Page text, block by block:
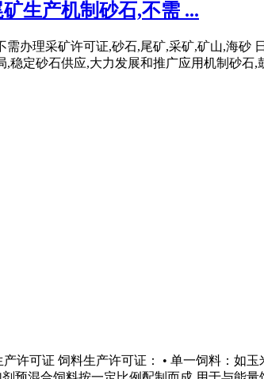
生产机制砂石,不需 ...
办理采矿许可证,砂石,尾矿,采矿,矿山,海
定砂石供应,大力发展和推广应用机制砂石,
许可证 饲料生产许可证： • 单一饲料：如